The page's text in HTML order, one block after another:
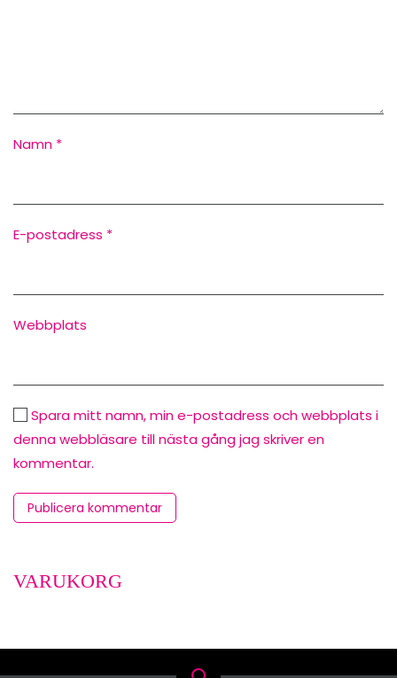
Namn *
E-postadress *
Webbplats
Spara mitt namn, min e-postadress och webbplats i
denna webbläsare till nästa gång jag skriver en
kommentar.
Publicera kommentar
VARUKORG